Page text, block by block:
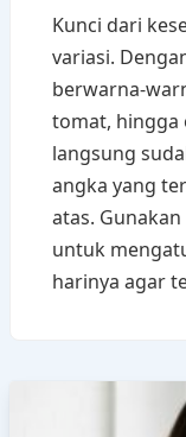
Kunci dari
variasi.
berwarna-
tomat,
langsung
angka yang
atas.
untuk
harinya agar